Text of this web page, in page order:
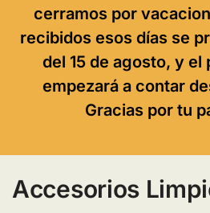
cerramos por
recibidos esos días se
del 15 de agosto, y el
empezará a contar
Gracias por tu
Accesorios